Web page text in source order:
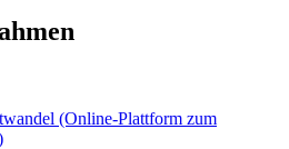
(Online-Plattform zum